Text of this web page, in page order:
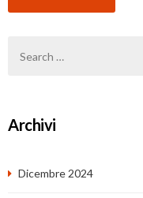
Archivi
Dicembre 2024